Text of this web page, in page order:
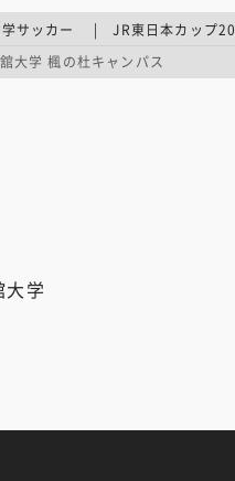
大学 楓の杜キャンパス
大学